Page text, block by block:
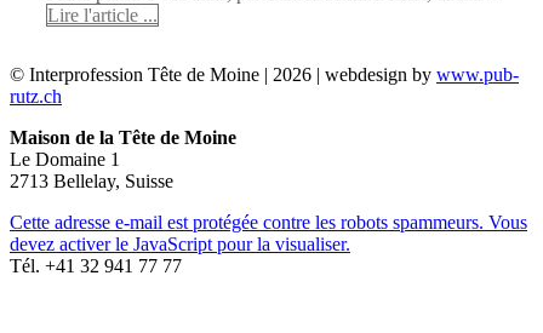
Lire l'article ...
© Interprofession Tête de Moine | 2026 | webdesign by www.pub-
rutz.ch
Maison de la Tête de Moine
Le Domaine 1
2713 Bellelay, Suisse
Cette adresse e-mail est protégée contre les robots spammeurs. Vous
devez activer le JavaScript pour la visualiser.
Tél. +41 32 941 77 77